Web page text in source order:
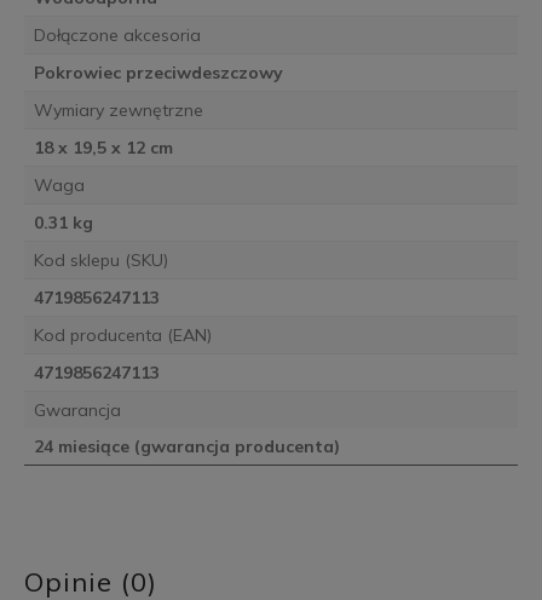
Dołączone akcesoria
Pokrowiec przeciwdeszczowy
Wymiary zewnętrzne
18 x 19,5 x 12 cm
Waga
0.31 kg
Kod sklepu (SKU)
4719856247113
Kod producenta (EAN)
4719856247113
Gwarancja
24 miesiące (gwarancja producenta)
Opinie (0)